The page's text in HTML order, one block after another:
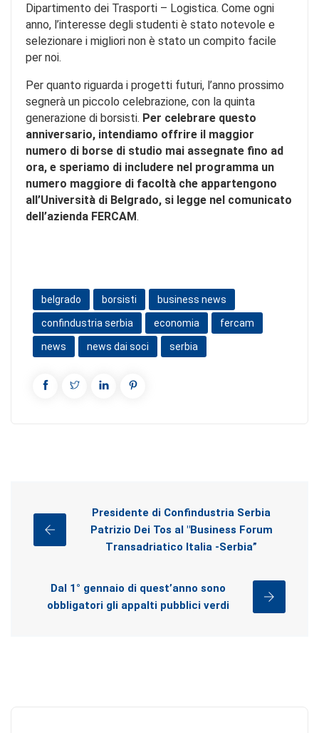
Dipartimento dei Trasporti – Logistica. Come ogni
anno, l’interesse degli studenti è stato notevole e
selezionare i migliori non è stato un compito facile
per noi.
Per quanto riguarda i progetti futuri, l’anno prossimo
segnerà un piccolo celebrazione, con la quinta
generazione di borsisti. Per celebrare questo
anniversario, intendiamo offrire il maggior
numero di borse di studio mai assegnate fino ad
ora, e speriamo di includere nel programma un
numero maggiore di facoltà che appartengono
all’Università di Belgrado, si legge nel comunicato
dell’azienda FERCAM.
belgrado borsisti business news
confindustria serbia economia fercam
news news dai soci serbia
Presidente di Confindustria Serbia
Patrizio Dei Tos al "Business Forum
Transadriatico Italia -Serbia”
Dal 1° gennaio di quest’anno sono
obbligatori gli appalti pubblici verdi